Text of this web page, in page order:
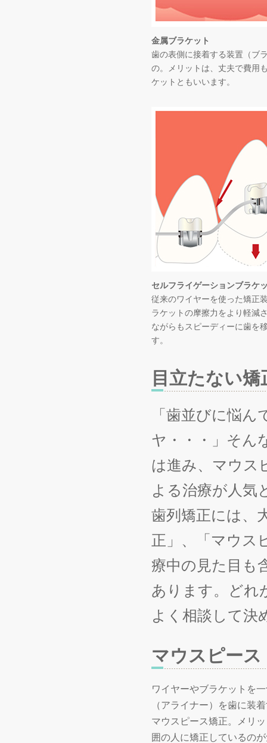
金属ブラケット
歯の表側に接着する装置（ブ
の。メリットは、丈夫で費用
ケットともいいます。
セルフライゲーションブラケ
従来のワイヤーを使った矯正
ラケットの摩擦力をより軽減
ながらもスピーディーに歯を
す。
目立たない矯
「歯並びに悩
ヤ・・・」そん
は進み、マウス
よる治療が人気
歯列矯正には、
正」、「マウス
療中の見た目も
あります。どれ
よく相談して決
マウスピース
ワイヤーやブラケットを
（アライナー）を歯に装
マウスピース矯正。メリ
囲の人に矯正しているの